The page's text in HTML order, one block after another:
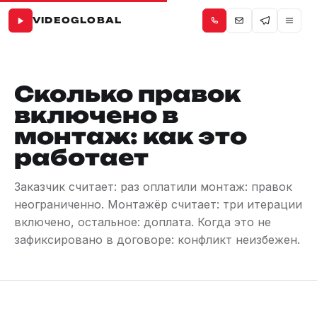
VIDEOGLOBAL
Сколько правок
включено в
монтаж: как это
работает
Заказчик считает: раз оплатили монтаж: правок
неограниченно. Монтажёр считает: три итерации
включено, остальное: доплата. Когда это не
зафиксировано в договоре: конфликт неизбежен.